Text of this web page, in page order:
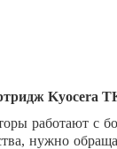
Kyocera
работают с
нужно